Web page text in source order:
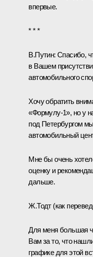
впервые.
* * *
В.Путин: Спасибо,
в Вашем
автомобильного
Хочу обратить
«Формулу‑1», но у
под Петербургом
автомобильный
Мне бы очень
оценку и
дальше.
Ж.Тодт (как
Для меня большая
Вам за то, что
графике для этой